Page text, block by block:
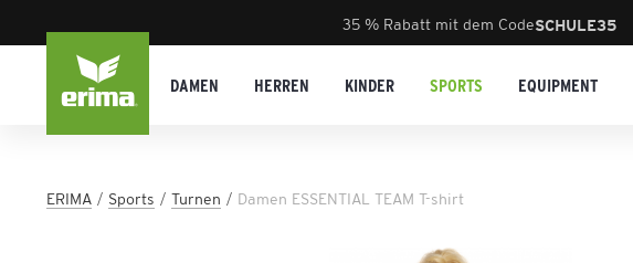
35 % Rabatt mit dem CodeSCHULE35
DAMEN HERREN KINDER SPORTS EQUIPMENT
ERIMA Sports Turnen Damen ESSENTIAL TEAM T-shirt